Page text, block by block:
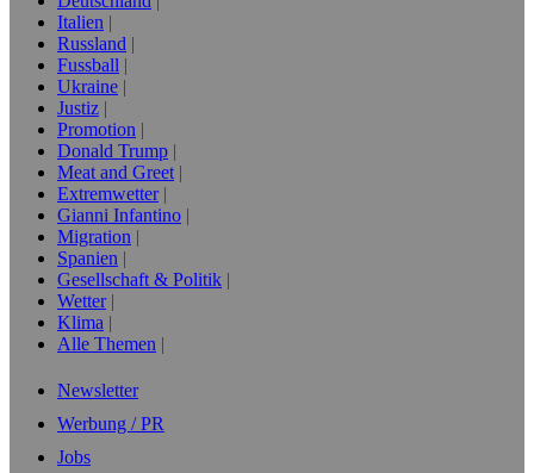
Italien
Russland
Fussball
Ukraine
Justiz
Promotion
Donald Trump
Meat and Greet
Extremwetter
Gianni Infantino
Migration
Spanien
Gesellschaft & Politik
Wetter
Klima
Alle Themen
Newsletter
Werbung / PR
Jobs